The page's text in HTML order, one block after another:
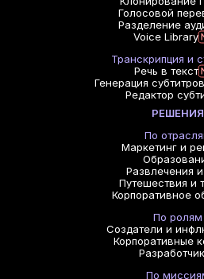
Голосовой
Разделение
Voice Library
Транскрипция и
Речь в текст
Генерация
Редактор
РЕШЕНИЯ
По
Маркетинг и
Развлечения
Путешествия и
Корпоративное
По ролям
Создатели и
Корпоративные
По